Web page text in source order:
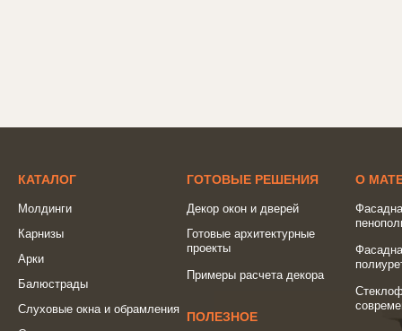
КАТАЛОГ
Молдинги
Карнизы
Арки
Балюстрады
Слуховые окна и обрамления
ГОТОВЫЕ РЕШЕНИЯ
Декор окон и дверей
Готовые архитектурные
проекты
Примеры расчета декора
ПОЛЕЗНОЕ
О